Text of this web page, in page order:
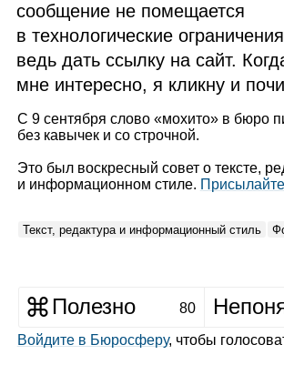
сообщение не помещается
в технологические
ведь дать ссылку на сайт.
мне интересно, я кликну и
С 9 сентября слово «мохито» в бюро
без кавычек и со строчной.
Это был воскресный совет о тексте,
и информационном стиле.
Текст, редактура и информационный стиль
Полезно 80
Войдите в Бюросферу, чтобы